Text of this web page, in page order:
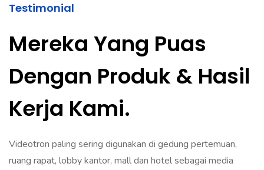
Testimonial
Mereka Yang Puas
Dengan Produk & Hasil
Kerja Kami.
Videotron paling sering digunakan di gedung pertemuan,
ruang rapat, lobby kantor, mall dan hotel sebagai media